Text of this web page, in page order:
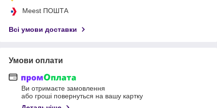
Meest ПОШТА
Всі умови доставки
Умови оплати
Ви отримаєте замовлення
або гроші повернуться на вашу картку